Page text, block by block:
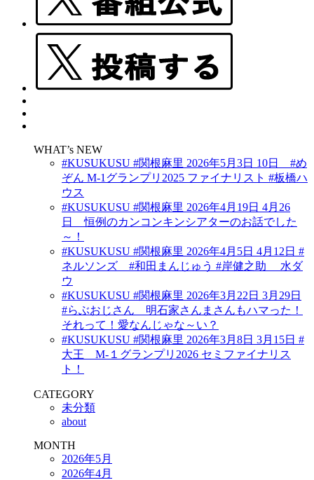
WHAT’s NEW
#KUSUKUSU #関根麻里 2026年5月3日 10日 #め
ぞん M-1グランプリ2025 ファイナリスト #板橋ハ
ウス
#KUSUKUSU #関根麻里 2026年4月19日 4月26
日 恒例のカンコンキンシアターのお話でした
～！
#KUSUKUSU #関根麻里 2026年4月5日 4月12日 #
ネルソンズ #和田まんじゅう #岸健之助 水ダ
ウ
#KUSUKUSU #関根麻里 2026年3月22日 3月29日
#らぶおじさん 明石家さんまさんもハマった！
それって！愛なんじゃな～い？
#KUSUKUSU #関根麻里 2026年3月8日 3月15日 #
大王 M-１グランプリ2026 セミファイナリス
ト！
CATEGORY
未分類
about
MONTH
2026年5月
2026年4月